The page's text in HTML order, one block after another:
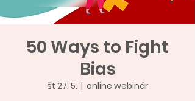
50 Ways to Fight
Bias
št 27. 5.
  |
online webinár